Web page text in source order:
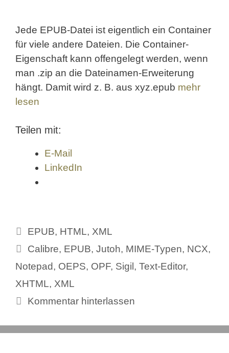
Jede EPUB-Datei ist eigentlich ein Container
für viele andere Dateien. Die Container-
Eigenschaft kann offengelegt werden, wenn
man .zip an die Dateinamen-Erweiterung
hängt. Damit wird z. B. aus xyz.epub mehr
lesen
Teilen mit:
E-Mail
LinkedIn
Kategorien
EPUB, HTML,XML
Schlagwörter
Calibre, EPUB,Jutoh, MIME-Typen, NCX,
Notepad, OEPS, OPF, Sigil , Text-Editor,
XHTML, XML
Kommentar hinterlassen